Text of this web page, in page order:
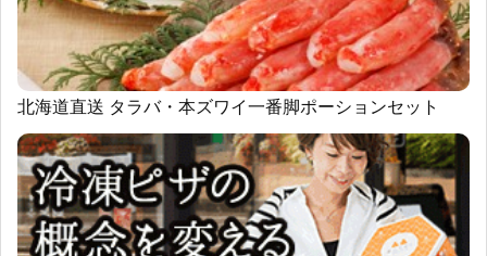
北海道直送 タラバ・本ズワイ一番脚ポーションセット